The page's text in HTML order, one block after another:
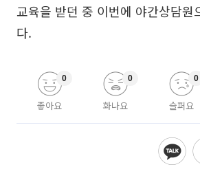
교육을 받던 중 이번에 야간상담원
다.
좋아요
0
화나요
0
슬퍼요
0